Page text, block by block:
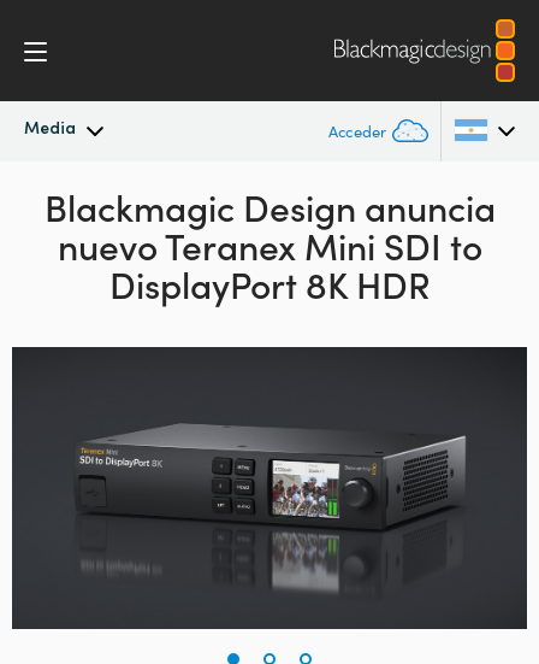
Media Acceder
Novedades
Archivo
Argentina
Australia
Austria
China
Denmark
Finland
Blackmagic Design anuncia
nuevoTeranex Mini SDI to
DisplayPort 8K HDR